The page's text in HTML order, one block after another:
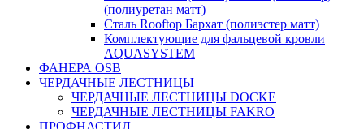
(полиуретан матт)
Сталь Rooftop Бархат (полиэстер матт)
Комплектующие для фальцевой кровли
AQUASYSTEM
ФАНЕРА OSB
ЧЕРДАЧНЫЕ ЛЕСТНИЦЫ
ЧЕРДАЧНЫЕ ЛЕСТНИЦЫ DOCKE
ЧЕРДАЧНЫЕ ЛЕСТНИЦЫ FAKRO
ПРОФНАСТИЛ